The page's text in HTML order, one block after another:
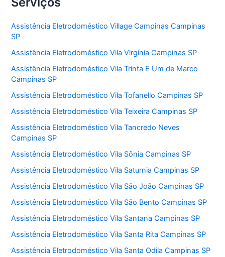
Assistência Eletrodoméstico Village Campinas Campinas
SP
Assistência Eletrodoméstico Vila Virgínia Campinas SP
Assistência Eletrodoméstico Vila Trinta E Um de Marco
Campinas SP
Assistência Eletrodoméstico Vila Tofanello Campinas SP
Assistência Eletrodoméstico Vila Teixeira Campinas SP
Assistência Eletrodoméstico Vila Tancredo Neves
Campinas SP
Assistência Eletrodoméstico Vila Sônia Campinas SP
Assistência Eletrodoméstico Vila Saturnia Campinas SP
Assistência Eletrodoméstico Vila São João Campinas SP
Assistência Eletrodoméstico Vila São Bento Campinas SP
Assistência Eletrodoméstico Vila Santana Campinas SP
Assistência Eletrodoméstico Vila Santa Rita Campinas SP
Assistência Eletrodoméstico Vila Santa Odila Campinas SP